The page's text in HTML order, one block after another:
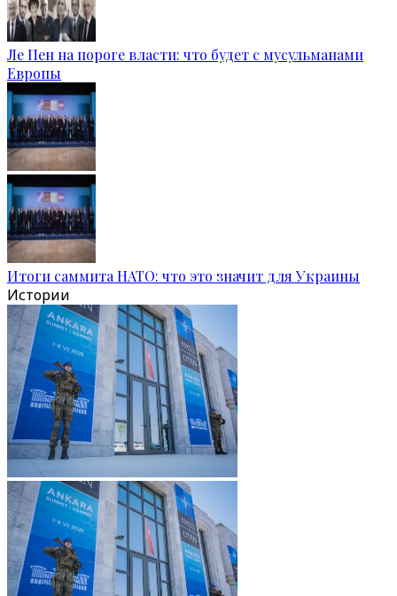
Ле Пен на пороге власти: что будет с мусульманами
Европы
Итоги саммита НАТО: что это значит для Украины
Истории